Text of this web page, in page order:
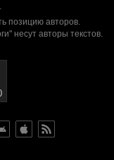
.
позицию авторов.
несут авторы текстов.